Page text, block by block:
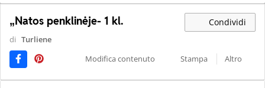
„Natos penklinėje- 1 kl. Condividi
di Turliene
Modifica contenuto
Stampa Altro